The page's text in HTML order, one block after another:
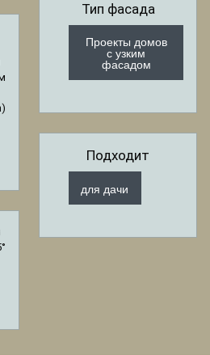
Тип фасада
Проекты домов
с узким
фасадом
Подходит
для дачи